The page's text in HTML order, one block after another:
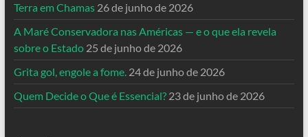
Terra em Chamas 26 de junho de 2026
A Maré Conservadora nas Américas — e o que ela revela
sobre o Estado 25 de junho de 2026
Grita gol, engole a fome. 24 de junho de 2026
Quem Decide o Que é Essencial? 23 de junho de 2026